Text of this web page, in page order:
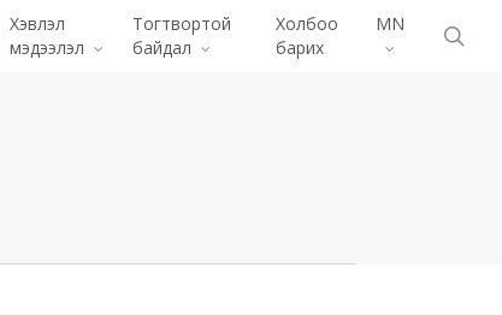
Хэвлэл
мэдээлэл
Тогтвортой
байдал
Холбоо
барих
MN